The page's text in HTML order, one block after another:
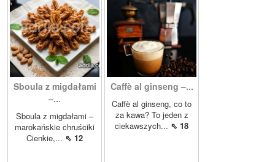
Sboula z migdałami
–...
Sboula z migdałami –
marokańskie chruściki
Cienkie,... ⇖ 12
Caffè al ginseng –...
Caffè al ginseng, co to
za kawa? To jeden z
ciekawszych... ⇖ 18